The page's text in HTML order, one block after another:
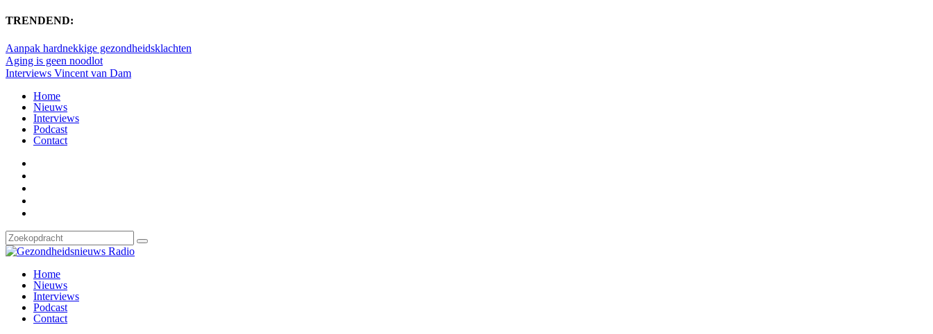
TRENDEND:
Aanpak hardnekkige gezondheidsklachten
Aging is geen noodlot
Interviews Vincent van Dam
Home
Nieuws
Interviews
Podcast
Contact
Home
Nieuws
Interviews
Podcast
Contact